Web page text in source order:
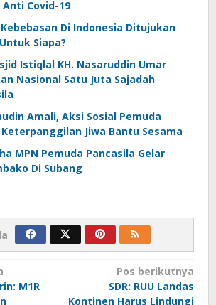
Covid-19
Di Indonesia Ditujukan
Siapa?
Istiqlal KH. Nasaruddin Umar
Nasional Satu Juta Sajadah
Amali, Aksi Sosial Pemuda
Jiwa Bantu Sesama
MPN Pemuda Pancasila Gelar
Di Subang
M1R
Pos berikutnya
SDR: RUU Landas
Kontinen Harus Lindungi